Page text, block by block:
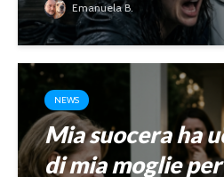
Emanuela B.
NEWS
Mia suocera ha
di mia moglie